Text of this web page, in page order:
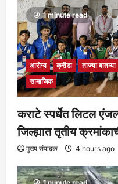
1 minute read
आरोग्य क्रीडा ताज्या बातम्या
सामाजिक
कराटे स्पर्धेत लिटल
जिल्ह्यात तृतीय
मुख्य संपादक 4 hours ago